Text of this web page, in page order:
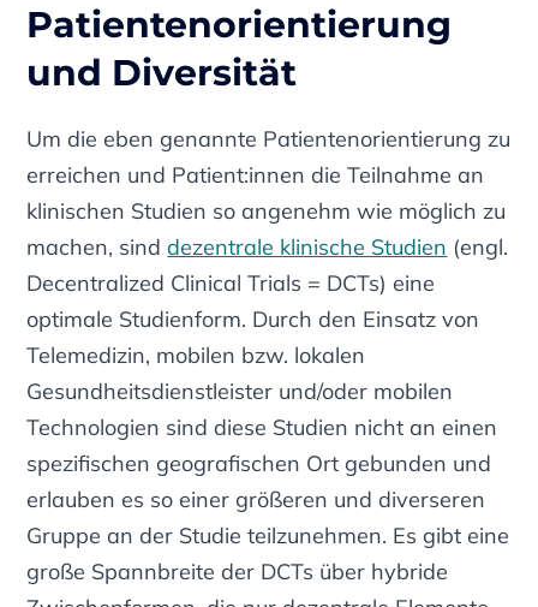
Patientenorientierung
und Diversität
Um die eben genannte Patientenorientierung zu
erreichen und Patient:innen die Teilnahme an
klinischen Studien so angenehm wie möglich zu
machen, sinddezentrale klinische Studien (engl.
Decentralized Clinical Trials = DCTs)eine
optimale Studienform. Durch den Einsatz von
Telemedizin, mobilen bzw. lokalen
Gesundheitsdienstleister und/oder mobilen
Technologien sind diese Studien nicht an einen
spezifischen geografischen Ort gebunden und
erlauben es so einer größeren und diverseren
Gruppe an der Studie teilzunehmen. Es gibt eine
große Spannbreite der DCTs über hybride